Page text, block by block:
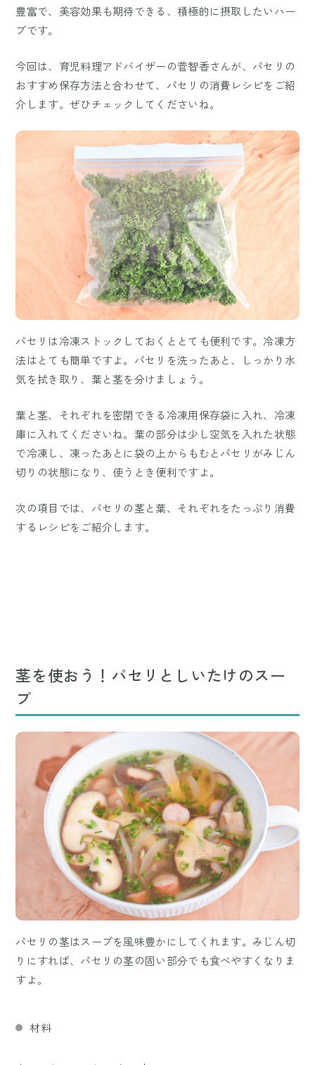
豊富で、美容効果も期待できる、積極的に摂取したいハー
ブです。
今回は、育児料理アドバイザーの菅智香さんが、パセリの
おすすめ保存方法と合わせて、パセリの消費レシピをご紹
介します。ぜひチェックしてくださいね。
パセリは冷凍ストックしておくととても便利です。冷凍方
法はとても簡単ですよ。パセリを洗ったあと、しっかり水
気を拭き取り、葉と茎を分けましょう。
葉と茎、それぞれを密閉できる冷凍用保存袋に入れ、冷凍
庫に入れてくださいね。葉の部分は少し空気を入れた状態
で冷凍し、凍ったあとに袋の上からもむとパセリがみじん
切りの状態になり、使うとき便利ですよ。
次の項目では、パセリの茎と葉、それぞれをたっぷり消費
するレシピをご紹介します。
茎を使おう！パセリとしいたけのスー
プ
パセリの茎はスープを風味豊かにしてくれます。みじん切
りにすれば、パセリの茎の固い部分でも食べやすくなりま
すよ。
材料